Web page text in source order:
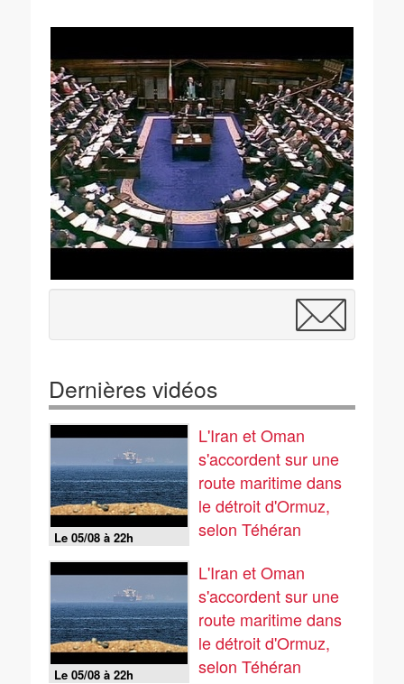
Dernières vidéos
Le 05/08 à 22h
L'Iran et Oman
s'accordent sur une
route maritime dans
le détroit d'Ormuz,
selon Téhéran
Le 05/08 à 22h
L'Iran et Oman
s'accordent sur une
route maritime dans
le détroit d'Ormuz,
selon Téhéran